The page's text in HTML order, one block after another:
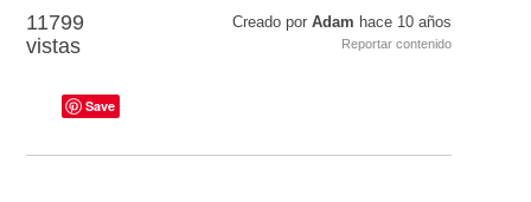
11799
vistas
Creado porAdam hace 10 años
Reportar contenido
Save